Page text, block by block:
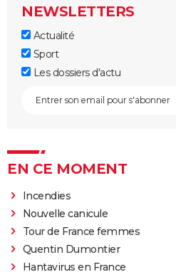
NEWSLETTERS
Actualité
Sport
Les dossiers d'actu
EN CE MOMENT
Incendies
Nouvelle canicule
Tour de France femmes
Quentin Dumontier
Hantavirus en France